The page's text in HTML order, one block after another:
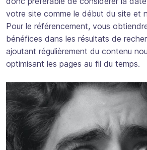
votre site comme le début du site et
Pour le référencement, vous
bénéfices dans les résultats de
ajoutant régulièrement du contenu
optimisant les pages au fil du temps.